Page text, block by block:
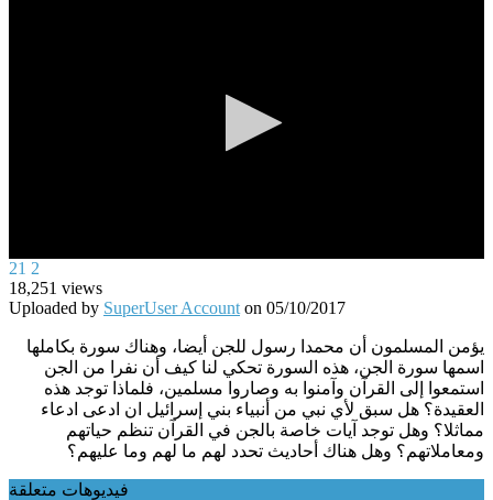
0
seconds
of
0
seconds
21 2
18,251 views
Uploaded by SuperUser Account on 05/10/2017
يؤمن المسلمون أن محمدا رسول للجن أيضا، وهناك سورة بكاملها
اسمها سورة الجن، هذه السورة تحكي لنا كيف أن نفرا من الجن
استمعوا إلى القرآن وآمنوا به وصاروا مسلمين، فلماذا توجد هذه
العقيدة؟ هل سبق لأي نبي من أنبياء بني إسرائيل ان ادعى ادعاء
مماثلا؟ وهل توجد آيات خاصة بالجن في القرآن تنظم حياتهم
ومعاملاتهم؟ وهل هناك أحاديث تحدد لهم ما لهم وما عليهم؟
فيديوهات متعلقة